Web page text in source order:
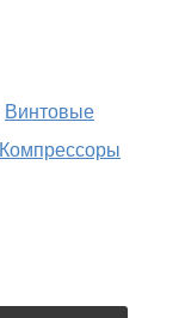
Винтовые
Компрессоры